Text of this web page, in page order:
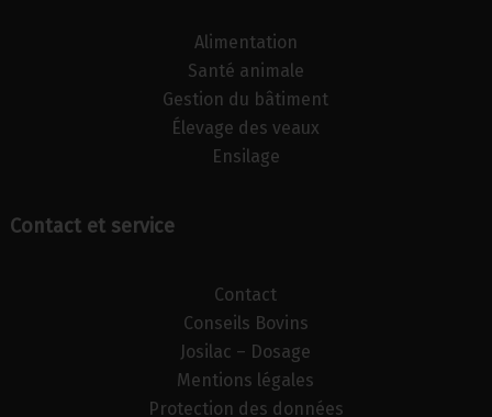
Alimentation
Santé animale
Gestion du bâtiment
Élevage des veaux
Ensilage
Contact et service
Contact
Conseils Bovins
Josilac – Dosage
Mentions légales
Protection des données